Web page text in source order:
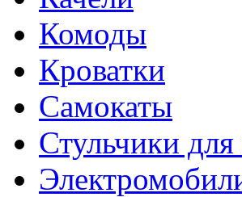
Комоды
Кроватки
Самокаты
Стульчики